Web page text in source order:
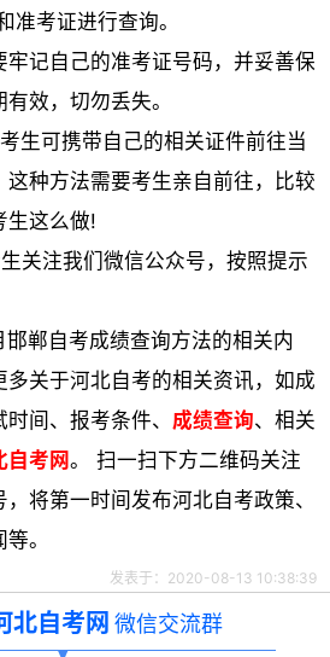
准考证进行查询。
记自己的准考证号码，并妥善保
效，切勿丢失。
可携带自己的相关证件前往当
种方法需要考生亲自前往，比较
生这么做!
注我们微信公众号，按照提示
自考成绩查询方法的相关内
关于河北自考的相关资讯，如成
时间、报考条件、成绩查询、相关
自考网。 扫一扫下方二维码关注
将第一时间发布河北自考政策、
。
发表于：2020-08-13 10:38:39
北自考网 微信交流群